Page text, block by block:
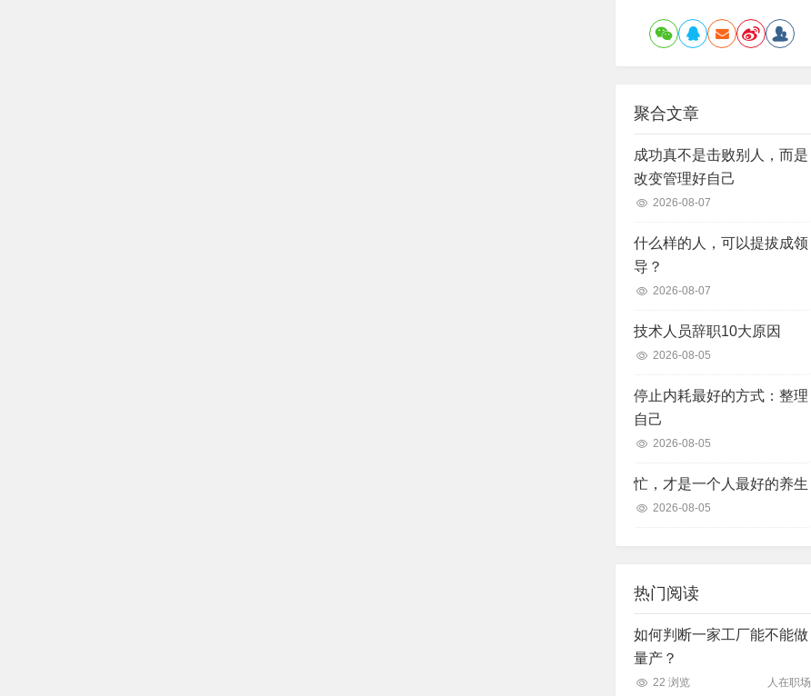
聚合文章
成功真不是击败别人，而是
改变管理好自己
2026-08-07
什么样的人，可以提拔成领
导？
2026-08-07
技术人员辞职10大原因
2026-08-05
停止内耗最好的方式：整理
自己
2026-08-05
忙，才是一个人最好的养生
2026-08-05
热门阅读
如何判断一家工厂能不能做
量产？
22 浏览 人在职场